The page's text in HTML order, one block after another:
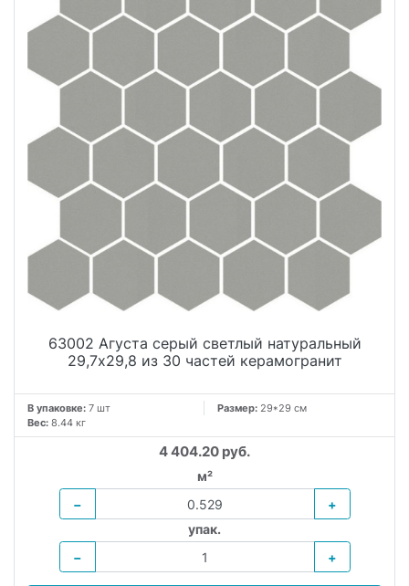
63002 Агуста серый светлый натуральный
29,7х29,8 из 30 частей керамогранит
В упаковке: 7 шт Размер: 29*29 см
Вес: 8.44 кг
4 404.20 руб.
м²
−
+
упак.
−
+